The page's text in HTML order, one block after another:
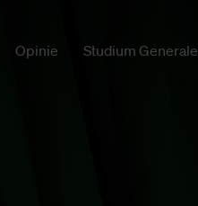
Opinie Studium Generale